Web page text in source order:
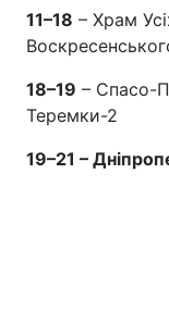
Техно і зв'язок
Здоров'я
Цікавинки
11–18 – Храм
18–19 – Спасо-
Теремки-2
19–21 –